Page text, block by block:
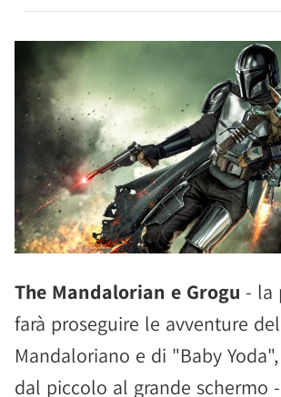
The Mandalorian e Grogu - la
farà proseguire le avventure del
Mandaloriano e di "Baby
dal piccolo al grande schermo